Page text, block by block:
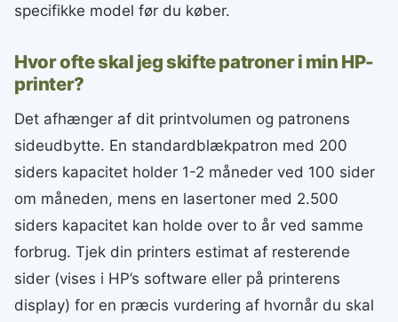
specifikke model før du køber.
Hvor ofte skal jeg skifte patroner i min HP-
printer?
Det afhænger af dit printvolumen og patronens
sideudbytte. En standardblækpatron med 200
siders kapacitet holder 1-2 måneder ved 100 sider
om måneden, mens en lasertoner med 2.500
siders kapacitet kan holde over to år ved samme
forbrug. Tjek din printers estimat af resterende
sider (vises i HP’s software eller på printerens
display) for en præcis vurdering af hvornår du skal